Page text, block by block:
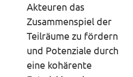
Akteuren das
Zusammenspiel der
Teilräume zu fördern
und Potenziale durch
eine kohärente